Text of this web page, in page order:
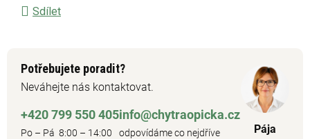
Sdílet
Potřebujete poradit?
Neváhejte nás kontaktovat.
+420 799 550 405
Po – Pá 8:00 – 14:00
info@chytraopicka.cz
odpovídáme co nejdříve Pája